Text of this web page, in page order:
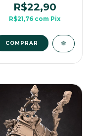
Médio Para Rpg de
Mesa
R$22,90
R$21,76 com Pix
COMPRAR